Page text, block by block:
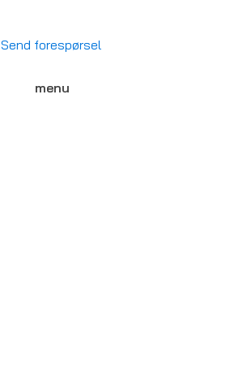
Send forespørsel
menu